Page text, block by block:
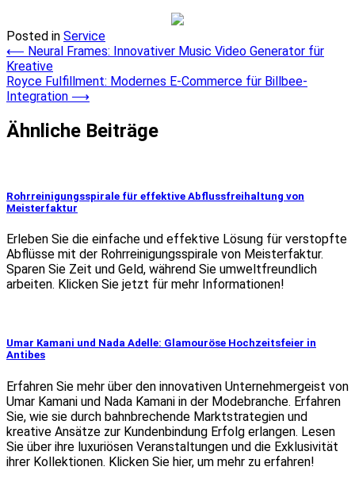
Posted in Service
Post
navigation
⟵ Neural Frames: Innovativer Music Video Generator für
Kreative
Royce Fulfillment: Modernes E-Commerce für Billbee-
Integration ⟶
Ähnliche Beiträge
Rohrreinigungsspirale für effektive Abflussfreihaltung von
Meisterfaktur
Erleben Sie die einfache und effektive Lösung für verstopfte
Abflüsse mit der Rohrreinigungsspirale von Meisterfaktur.
Sparen Sie Zeit und Geld, während Sie umweltfreundlich
arbeiten. Klicken Sie jetzt für mehr Informationen!
Umar Kamani und Nada Adelle: Glamouröse Hochzeitsfeier in
Antibes
Erfahren Sie mehr über den innovativen Unternehmergeist von
Umar Kamani und Nada Kamani in der Modebranche. Erfahren
Sie, wie sie durch bahnbrechende Marktstrategien und
kreative Ansätze zur Kundenbindung Erfolg erlangen. Lesen
Sie über ihre luxuriösen Veranstaltungen und die Exklusivität
ihrer Kollektionen. Klicken Sie hier, um mehr zu erfahren!